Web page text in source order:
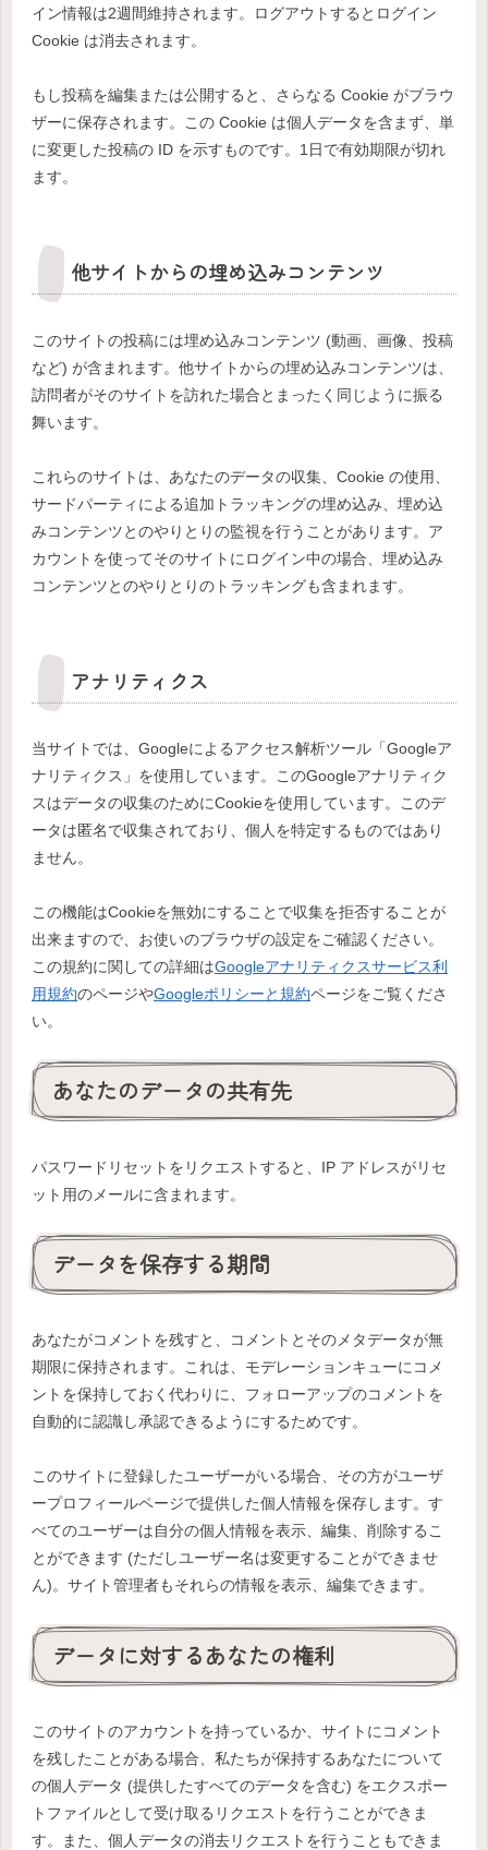
イン情報は2週間維持されます。ログアウトするとログイン
Cookie は消去されます。
もし投稿を編集または公開すると、さらなる Cookie がブラウ
ザーに保存されます。この Cookie は個人データを含まず、単
に変更した投稿の ID を示すものです。1日で有効期限が切れ
ます。
他サイトからの埋め込みコンテンツ
このサイトの投稿には埋め込みコンテンツ (動画、画像、投稿
など) が含まれます。他サイトからの埋め込みコンテンツは、
訪問者がそのサイトを訪れた場合とまったく同じように振る
舞います。
これらのサイトは、あなたのデータの収集、Cookie の使用、
サードパーティによる追加トラッキングの埋め込み、埋め込
みコンテンツとのやりとりの監視を行うことがあります。ア
カウントを使ってそのサイトにログイン中の場合、埋め込み
コンテンツとのやりとりのトラッキングも含まれます。
アナリティクス
当サイトでは、Googleによるアクセス解析ツール「Googleア
ナリティクス」を使用しています。このGoogleアナリティク
スはデータの収集のためにCookieを使用しています。このデ
ータは匿名で収集されており、個人を特定するものではあり
ません。
この機能はCookieを無効にすることで収集を拒否することが
出来ますので、お使いのブラウザの設定をご確認ください。
この規約に関しての詳細はGoogleアナリティクスサービス利
用規約のページやGoogleポリシーと規約ページをご覧くださ
い。
あなたのデータの共有先
パスワードリセットをリクエストすると、IP アドレスがリセ
ット用のメールに含まれます。
データを保存する期間
あなたがコメントを残すと、コメントとそのメタデータが無
期限に保持されます。これは、モデレーションキューにコメ
ントを保持しておく代わりに、フォローアップのコメントを
自動的に認識し承認できるようにするためです。
このサイトに登録したユーザーがいる場合、その方がユーザ
ープロフィールページで提供した個人情報を保存します。す
べてのユーザーは自分の個人情報を表示、編集、削除するこ
とができます (ただしユーザー名は変更することができませ
ん)。サイト管理者もそれらの情報を表示、編集できます。
データに対するあなたの権利
このサイトのアカウントを持っているか、サイトにコメント
を残したことがある場合、私たちが保持するあなたについて
の個人データ (提供したすべてのデータを含む) をエクスポー
トファイルとして受け取るリクエストを行うことができま
す。また、個人データの消去リクエストを行うこともできま